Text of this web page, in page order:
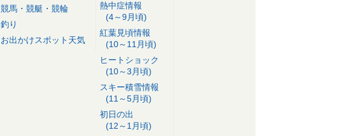
競馬・競艇・競輪
釣り
お出かけスポット天気
熱中症情報
(4～9月頃)
紅葉見頃情報
(10～11月頃)
ヒートショック
(10～3月頃)
スキー積雪情報
(11～5月頃)
初日の出
(12～1月頃)